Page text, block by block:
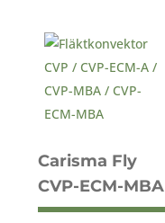
Carisma Fly
CVP-ECM-MBA